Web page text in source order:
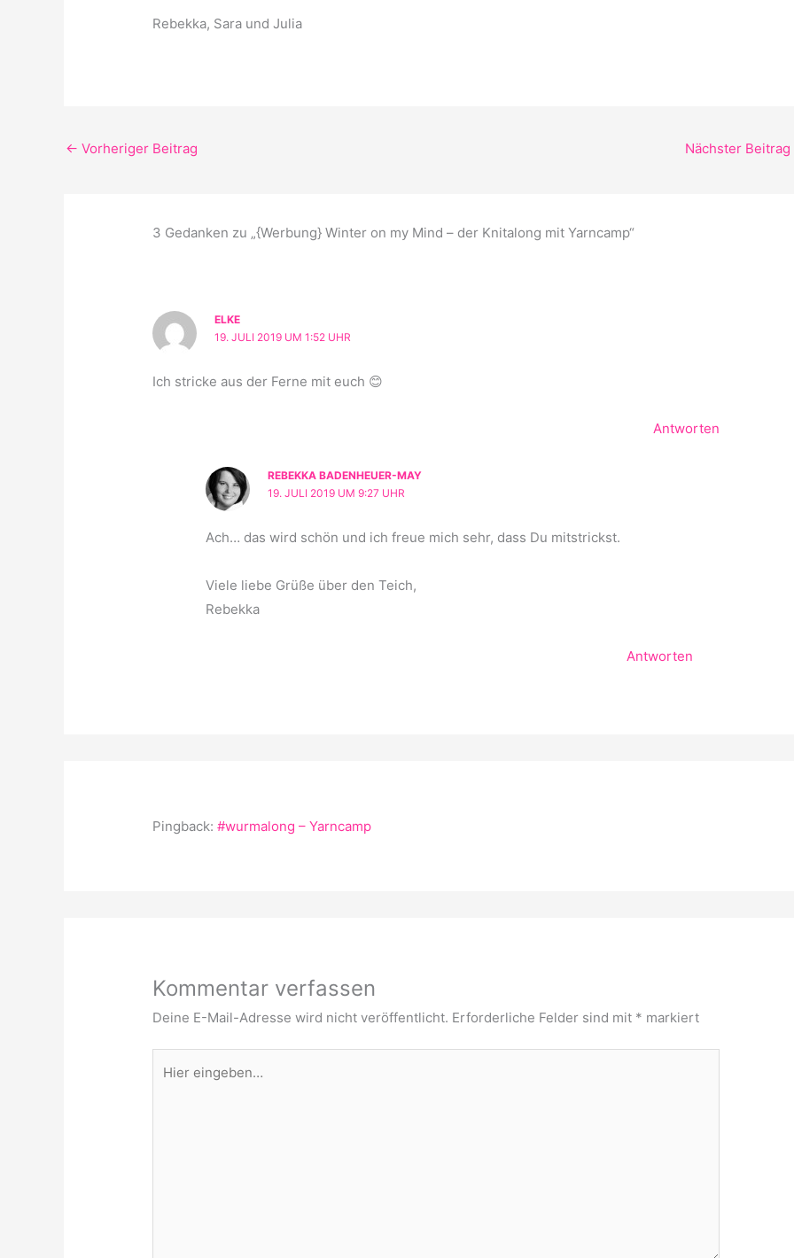
Rebekka, Sara und Julia
← Vorheriger Beitrag Nächster Beitrag
3 Gedanken zu „{Werbung} Winter on my Mind – der Knitalong mit Yarncamp“
ELKE
19. JULI 2019 UM 1:52 UHR
Ich stricke aus der Ferne mit euch 😊
Antworten
REBEKKA BADENHEUER-MAY
19. JULI 2019 UM 9:27 UHR
Ach… das wird schön und ich freue mich sehr, dass Du mitstrickst.
Viele liebe Grüße über den Teich,
Rebekka
Antworten
Pingback:#wurmalong – Yarncamp
Kommentar verfassen
Deine E-Mail-Adresse wird nicht veröffentlicht. Erforderliche Felder sind mit * markiert
eingeben…